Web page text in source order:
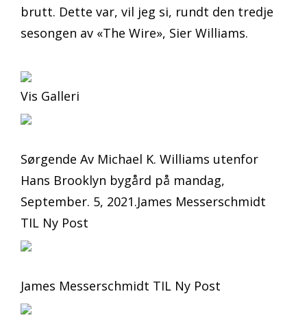
brutt. Dette var, vil jeg si, rundt den tredje
sesongen av «The Wire», Sier Williams.
Vis Galleri
Sørgende Av Michael K. Williams utenfor
Hans Brooklyn bygård på mandag,
September. 5, 2021.James Messerschmidt
TIL Ny Post
James Messerschmidt TIL Ny Post